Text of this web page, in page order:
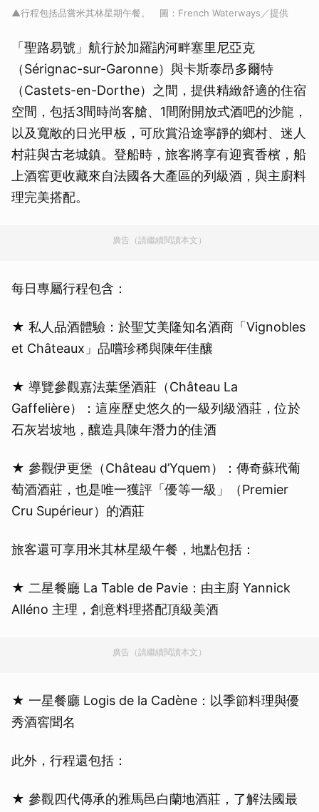
▲行程包括品嘗米其林星期午餐。 圖：French Waterways／提供
「聖路易號」航行於加羅訥河畔塞里尼亞克
（Sérignac-sur-Garonne）與卡斯泰昂多爾特
（Castets-en-Dorthe）之間，提供精緻舒適的住宿
空間，包括3間時尚客艙、1間附開放式酒吧的沙龍，
以及寬敞的日光甲板，可欣賞沿途寧靜的鄉村、迷人
村莊與古老城鎮。登船時，旅客將享有迎賓香檳，船
上酒窖更收藏來自法國各大產區的列級酒，與主廚料
理完美搭配。
廣告（請繼續閱讀本文）
每日專屬行程包含：
★ 私人品酒體驗：於聖艾美隆知名酒商「Vignobles
et Châteaux」品嚐珍稀與陳年佳釀
★ 導覽參觀嘉法葉堡酒莊（Château La
Gaffelière）：這座歷史悠久的一級列級酒莊，位於
石灰岩坡地，釀造具陳年潛力的佳酒
★ 參觀伊更堡（Château d’Yquem）：傳奇蘇玳葡
萄酒酒莊，也是唯一獲評「優等一級」（Premier
Cru Supérieur）的酒莊
旅客還可享用米其林星級午餐，地點包括：
★ 二星餐廳 La Table de Pavie：由主廚 Yannick
Alléno 主理，創意料理搭配頂級美酒
廣告（請繼續閱讀本文）
★ 一星餐廳 Logis de la Cadène：以季節料理與優
秀酒窖聞名
此外，行程還包括：
★ 參觀四代傳承的雅馬邑白蘭地酒莊，了解法國最